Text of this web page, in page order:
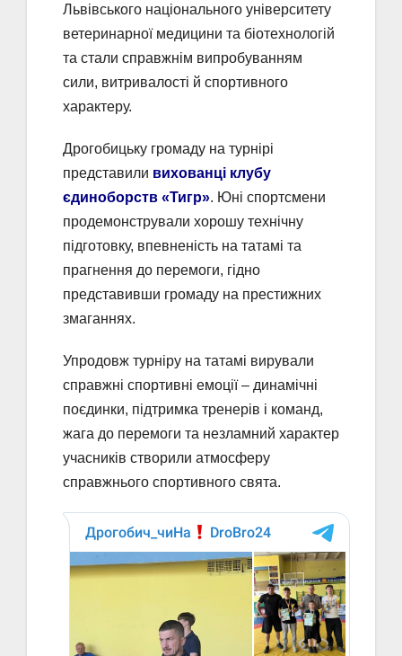
Львівського національного університету
ветеринарної медицини та біотехнологій
та стали справжнім випробуванням
сили, витривалості й спортивного
характеру.
Дрогобицьку громаду на турнірі
представили вихованці клубу
єдиноборств «Тигр». Юні спортсмени
продемонстрували хорошу технічну
підготовку, впевненість на татамі та
прагнення до перемоги, гідно
представивши громаду на престижних
змаганнях.
Упродовж турніру на татамі вирували
справжні спортивні емоції – динамічні
поєдинки, підтримка тренерів і команд,
жага до перемоги та незламний характер
учасників створили атмосферу
справжнього спортивного свята.